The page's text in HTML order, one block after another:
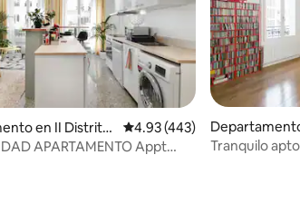
de 5; 198 evaluaciones
en II Distrito
Calificación promedio: 4.93
4.93 (443)
APARTAMENTO Appt
Tranquilo